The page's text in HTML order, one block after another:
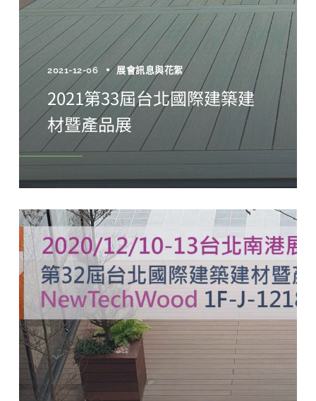
2021-12-06 展會訊息與花絮
2021第33屆台北國際建築建
材暨產品展